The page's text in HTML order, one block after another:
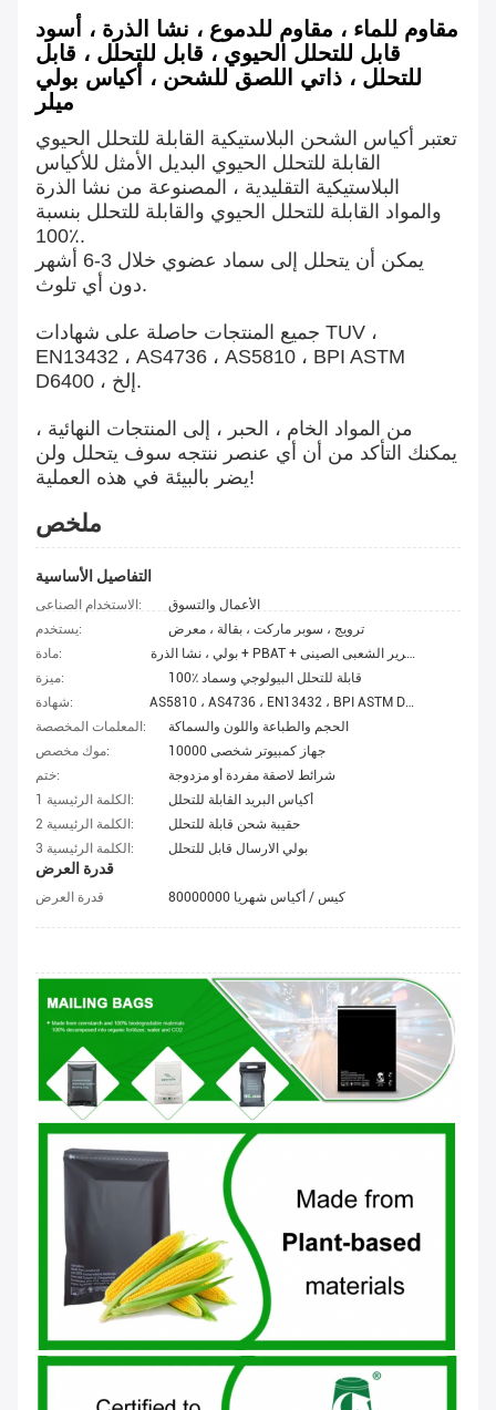
مقاوم للماء ، مقاوم للدموع ، نشا الذرة ، أسود
قابل للتحلل الحيوي ، قابل للتحلل ، قابل
للتحلل ، ذاتي اللصق للشحن ، أكياس بولي
ميلر
تعتبر أكياس الشحن البلاستيكية القابلة للتحلل الحيوي
القابلة للتحلل الحيوي البديل الأمثل للأكياس
البلاستيكية التقليدية ، المصنوعة من نشا الذرة
والمواد القابلة للتحلل الحيوي والقابلة للتحلل بنسبة
100٪.
يمكن أن يتحلل إلى سماد عضوي خلال 3-6 أشهر
دون أي تلوث.
جميع المنتجات حاصلة على شهادات TUV ،
EN13432 ، AS4736 ، AS5810 ، BPI ASTM
D6400 ، إلخ.
من المواد الخام ، الحبر ، إلى المنتجات النهائية ،
يمكنك التأكد من أن أي عنصر ننتجه سوف يتحلل ولن
يضر بالبيئة في هذه العملية!
ملخص
التفاصيل الأساسية
الاستخدام الصناعى:
الأعمال والتسوق
يستخدم:
ترويج ، سوبر ماركت ، بقالة ، معرض
مادة:
بولي ، نشا الذرة + PBAT + جيش التحرير الشعبى الصينى
ميزة:
100٪ قابلة للتحلل البيولوجي وسماد
شهادة:
AS5810 ، AS4736 ، EN13432 ، BPI ASTM D6400 ، إلخ.
المعلمات المخصصة:
الحجم والطباعة واللون والسماكة
موك مخصص:
10000 جهاز كمبيوتر شخصى
ختم:
شرائط لاصقة مفردة أو مزدوجة
الكلمة الرئيسية 1:
أكياس البريد القابلة للتحلل
الكلمة الرئيسية 2:
حقيبة شحن قابلة للتحلل
الكلمة الرئيسية 3:
بولي الارسال قابل للتحلل
قدرة العرض
قدرة العرض 80000000 كيس / أكياس شهريا